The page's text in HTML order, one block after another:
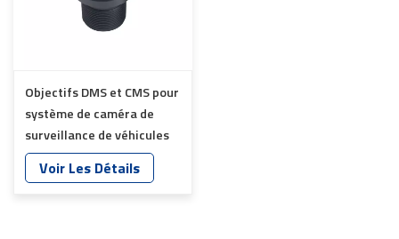
Objectifs DMS et CMS pour
système de caméra de
surveillance de véhicules
YT-7620-A8
Voir Les Détails